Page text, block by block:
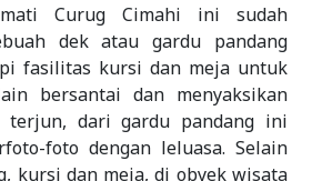
Curug Cimahi ini sudah
dek atau gardu pandang
fasilitas kursi dan meja untuk
bersantai dan menyaksikan
terjun, dari gardu pandang ini
foto dengan leluasa. Selain
kursi dan meja, di obyek wisata